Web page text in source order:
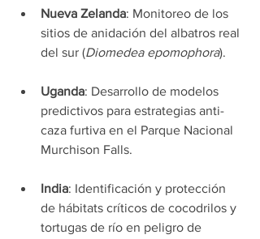
Nueva Zelanda: Monitoreo de los
sitios de anidación del albatros real
del sur (Diomedea epomophora).
Uganda: Desarrollo de modelos
predictivos para estrategias anti-
caza furtiva en el Parque Nacional
Murchison Falls.
India: Identificación y protección
de hábitats críticos de cocodrilos y
tortugas de río en peligro de